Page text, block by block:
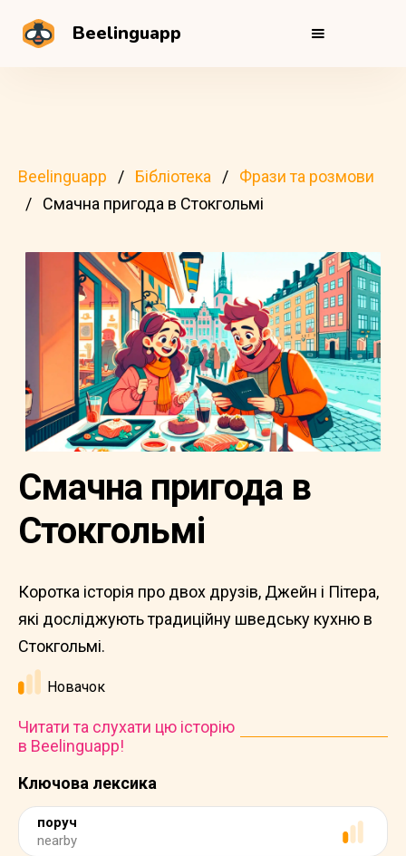
Beelinguapp
Beelinguapp Бібліотека
Фрази та розмови
Смачна пригода в Стокгольмі
Ключова лексика
поруч
nearby
Смачна пригода в
Стокгольмі
Коротка історія про двох друзів, Джейн і Пітера,
які досліджують традиційну шведську кухню в
Стокгольмі.
Новачок
Читати та слухати цю історію
в Beelinguapp!